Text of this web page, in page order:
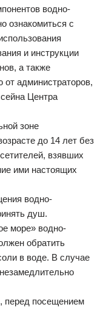
водно-
ознакомиться с
и инструкции
а также
администраторов,
Центра
зоне
до 14 лет без
взявших
ими настоящих
водно-
душ.
море» водно-
обратить
в воде. В случае
перед посещением